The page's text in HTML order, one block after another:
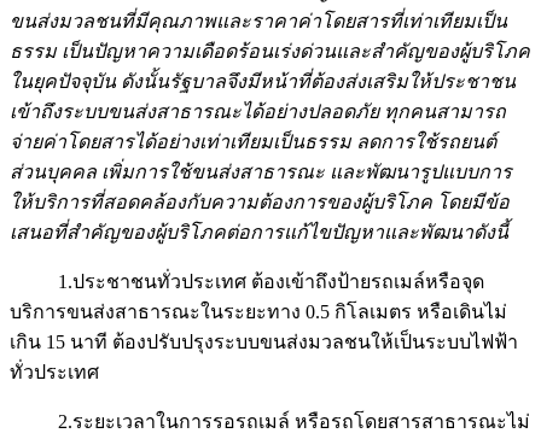
ขนส่งมวลชนที่มีคุณภาพและราคาค่าโดยสารที่เท่าเทียมเป็น
ธรรม เป็นปัญหาความเดือดร้อนเร่งด่วนและสำคัญของผู้บริโภค
ในยุคปัจจุบัน ดังนั้นรัฐบาลจึงมีหน้าที่ต้องส่งเสริมให้ประชาชน
เข้าถึงระบบขนส่งสาธารณะได้อย่างปลอดภัย ทุกคนสามารถ
จ่ายค่าโดยสารได้อย่างเท่าเทียมเป็นธรรม ลดการใช้รถยนต์
ส่วนบุคคล เพิ่มการใช้ขนส่งสาธารณะ และพัฒนารูปแบบการ
ให้บริการที่สอดคล้องกับความต้องการของผู้บริโภค โดยมีข้อ
เสนอที่สำคัญของผู้บริโภคต่อการแก้ไขปัญหาและพัฒนาดังนี้
1.ประชาชนทั่วประเทศ ต้องเข้าถึงป้ายรถเมล์หรือจุด
บริการขนส่งสาธารณะในระยะทาง 0.5 กิโลเมตร หรือเดินไม่
เกิน 15 นาที ต้องปรับปรุงระบบขนส่งมวลชนให้เป็นระบบไฟฟ้า
ทั่วประเทศ
2.ระยะเวลาในการรอรถเมล์ หรือรถโดยสารสาธารณะไม่